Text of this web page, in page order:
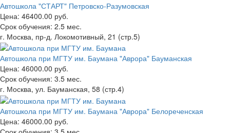
Автошкола "СТАРТ" Петровско-Разумовская
Цена: 46400.00 руб.
Срок обучения: 2.5 мес.
г. Москва, пр-д. Локомотивный, 21 (стр.5)
Автошкола при МГТУ им. Баумана "Аврора" Бауманская
Цена: 46000.00 руб.
Срок обучения: 3.5 мес.
г. Москва, ул. Бауманская, 58 (стр.4)
Автошкола при МГТУ им. Баумана "Аврора" Белореченская
Цена: 46000.00 руб.